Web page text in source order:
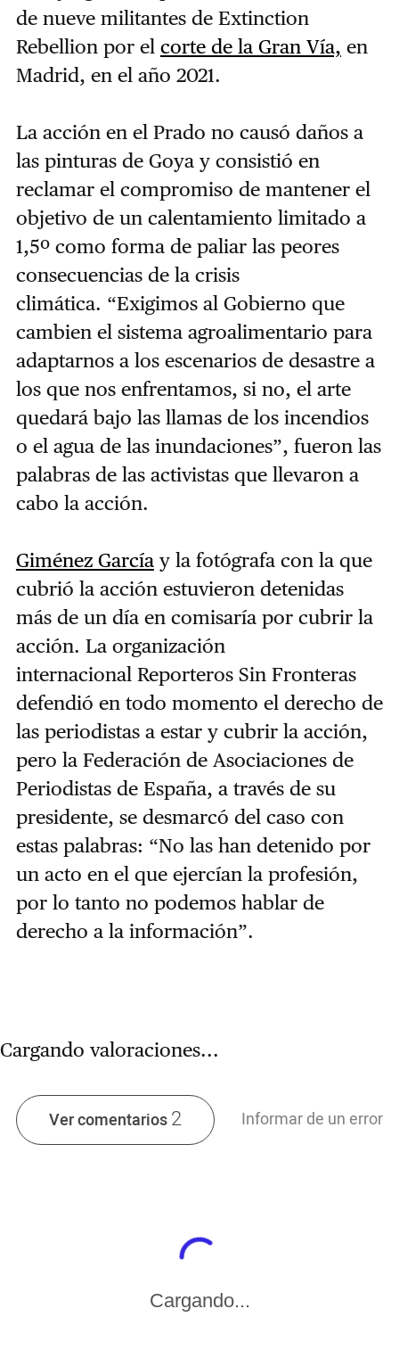
de nueve militantes de Extinction
Rebellion por el corte de la Gran Vía, en
Madrid, en el año 2021.
La acción en el Prado no causó daños a
las pinturas de Goya y consistió en
reclamar el compromiso de mantener el
objetivo de un calentamiento limitado a
1,5º como forma de paliar las peores
consecuencias de la crisis
climática. “Exigimos al Gobierno que
cambien el sistema agroalimentario para
adaptarnos a los escenarios de desastre a
los que nos enfrentamos, si no, el arte
quedará bajo las llamas de los incendios
o el agua de las inundaciones”, fueron las
palabras de las activistas que llevaron a
cabo la acción.
Giménez Garcíay la fotógrafa con la que
cubrió la acción estuvieron detenidas
más de un día en comisaría por cubrir la
acción. La organización
internacional Reporteros Sin Fronteras
defendió en todo momento el derecho de
las periodistas a estar y cubrir la acción,
pero la Federación de Asociaciones de
Periodistas de España, a través de su
presidente, se desmarcó del caso con
estas palabras: “No las han detenido por
un acto en el que ejercían la profesión,
por lo tanto no podemos hablar de
derecho a la información”.
Cargando valoraciones...
Ver comentarios2 Informar de un error
Cargando...